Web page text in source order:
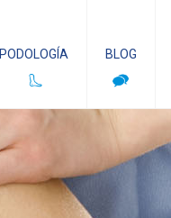
PODOLOGÍA BLOG